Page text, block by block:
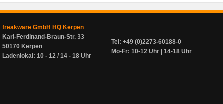
freakware GmbH HQ Kerpen
Karl-Ferdinand-Braun-Str. 33
50170 Kerpen
Ladenlokal: 10 - 12 / 14 - 18 Uhr
Tel: +49 (0)2273-60188-0
Mo-Fr: 10-12 Uhr | 14-18 Uhr